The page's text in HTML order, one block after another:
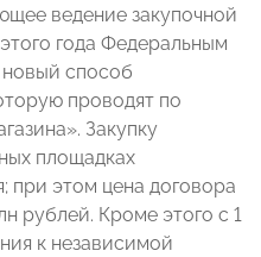
ведение закупочной
года Федеральным
способ
проводят по
Закупку
площадках
при этом цена договора
рублей. Кроме этого с 1
к независимой